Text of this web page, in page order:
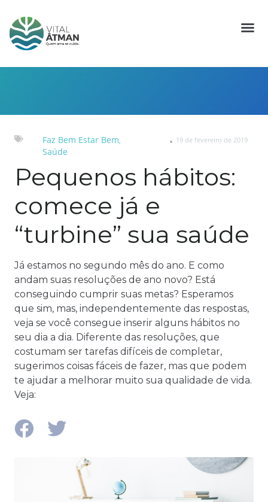
Faz Bem Estar Bem,
Saúde
19 de fevereiro de 2019
Pequenos hábitos:
comece já e
“turbine” sua saúde
Já estamos no segundo mês do ano. E como
andam suas resoluções de ano novo? Está
conseguindo cumprir suas metas? Esperamos
que sim, mas, independentemente das respostas,
veja se você consegue inserir alguns hábitos no
seu dia a dia. Diferente das resoluções, que
costumam ser tarefas difíceis de completar,
sugerimos coisas fáceis de fazer, mas que podem
te ajudar a melhorar muito sua qualidade de vida.
Veja: